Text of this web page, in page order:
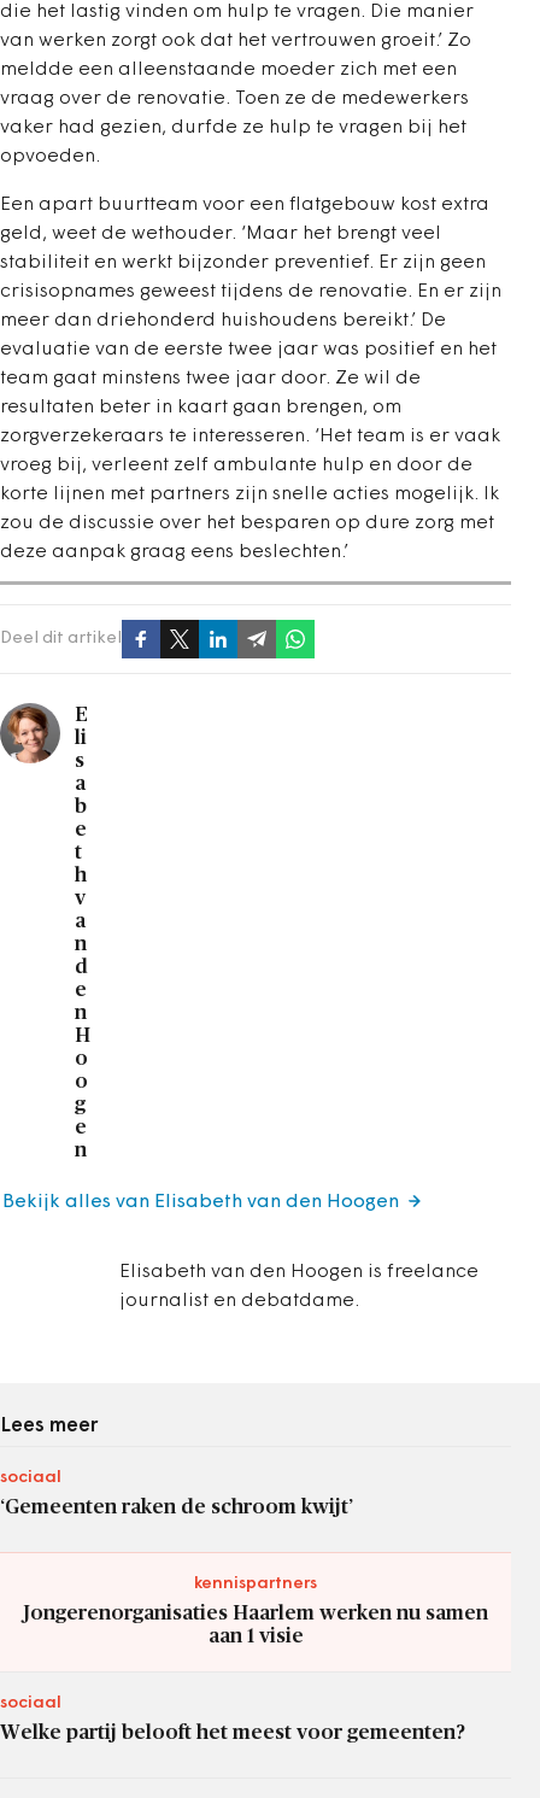
die het lastig vinden om hulp te vragen. Die manier
van werken zorgt ook dat het vertrouwen groeit.’ Zo
meldde een alleenstaande moeder zich met een
vraag over de renovatie. Toen ze de medewerkers
vaker had gezien, durfde ze hulp te vragen bij het
opvoeden.
Een apart buurtteam voor een flatgebouw kost extra
geld, weet de wethouder. ‘Maar het brengt veel
stabiliteit en werkt bijzonder preventief. Er zijn geen
crisisopnames geweest tijdens de renovatie. En er zijn
meer dan driehonderd huishoudens bereikt.’ De
evaluatie van de eerste twee jaar was positief en het
team gaat minstens twee jaar door. Ze wil de
resultaten beter in kaart gaan brengen, om
zorgverzekeraars te interesseren. ‘Het team is er vaak
vroeg bij, verleent zelf ambulante hulp en door de
korte lijnen met partners zijn snelle acties mogelijk. Ik
zou de discussie over het besparen op dure zorg met
deze aanpak graag eens beslechten.’
Deel dit artikel
E
li
s
a
b
e
t
h
v
a
n
d
e
n
H
o
o
g
e
n
Elisabeth van den Hoogen is freelance
journalist en debatdame.
Bekijk alles van Elisabeth van den Hoogen
Lees meer
sociaal
‘Gemeenten raken de schroom kwijt’
kennispartners
Jongerenorganisaties Haarlem werken nu samen
aan 1 visie
sociaal
Welke partij belooft het meest voor gemeenten?